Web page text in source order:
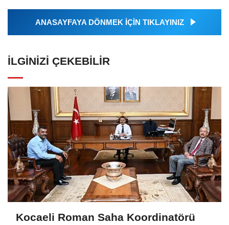
ANASAYFAYA DÖNMEK İÇİN TIKLAYINIZ
İLGINIZI ÇEKEBILIR
Kocaeli Roman Saha Koordinatörü